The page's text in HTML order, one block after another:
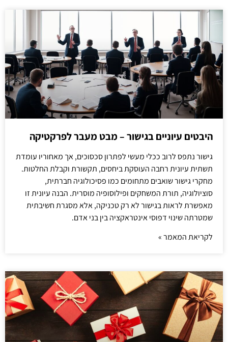
היבטים עיוניים בגישור – מבט מעבר לפרקטיקה
גישור נתפס לרוב ככלי מעשי לפתרון סכסוכים, אך מאחוריו עומדת
תשתית עיונית רחבה העוסקת ביחסים, תקשורת וקבלת החלטות.
מחקרי גישור שואבים מתחומים כמו פסיכולוגיה חברתית,
סוציולוגיה, תורת המשחקים ופילוסופיה מוסרית. הבנה עיונית זו
מאפשרת לראות בגישור לא רק טכניקה, אלא מסגרת חשיבתית
שמטרתה שינוי דפוסי אינטראקציה בין בני אדם.
לקריאת המאמר »